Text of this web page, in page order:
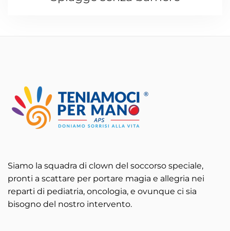
Siamo la squadra di clown del soccorso speciale,
pronti a scattare per portare magia e allegria nei
reparti di pediatria, oncologia, e ovunque ci sia
bisogno del nostro intervento.